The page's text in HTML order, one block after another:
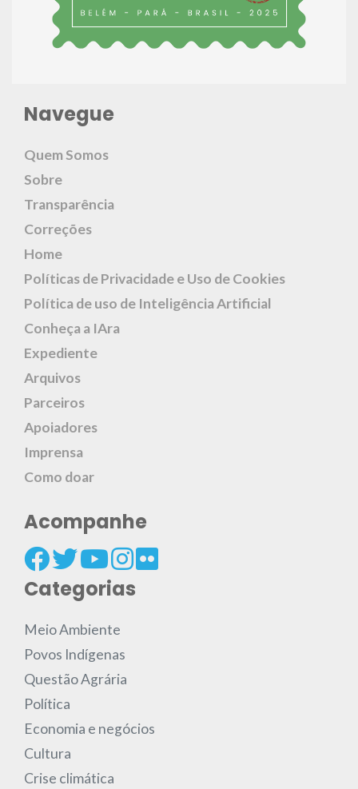
Navegue
Quem Somos
Sobre
Transparência
Correções
Home
Políticas de Privacidade e Uso de Cookies
Política de uso de Inteligência Artificial
Conheça a IAra
Expediente
Arquivos
Parceiros
Apoiadores
Imprensa
Como doar
Acompanhe
Categorias
Meio Ambiente
Povos Indígenas
Questão Agrária
Política
Economia e negócios
Cultura
Crise climática